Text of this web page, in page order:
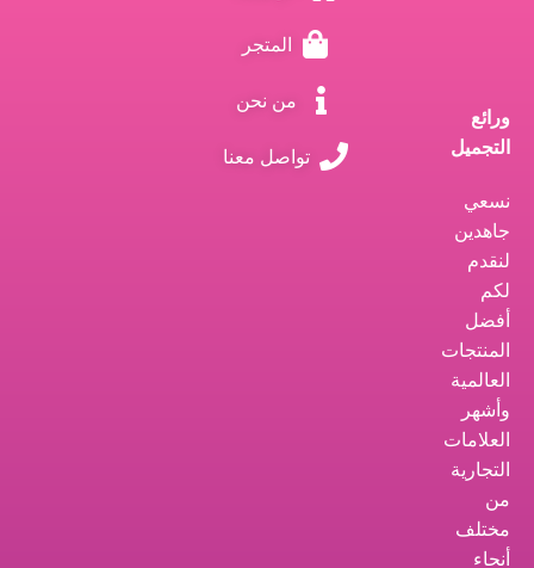
ورائع
التجميل
نسعي
جاهدين
لنقدم
لكم
أفضل
المنتجات
العالمية
وأشهر
العلامات
التجارية
من
مختلف
أنحاء
المتجر
من نحن
تواصل معنا